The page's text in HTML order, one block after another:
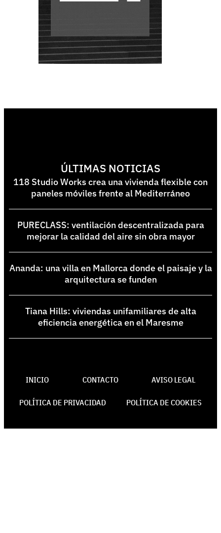
ÚLTIMAS NOTICIAS
118 Studio Works crea una vivienda flexible con
paneles móviles frente al Mediterráneo
PURECLASS: ventilación descentralizada para
mejorar la calidad del aire sin obra mayor
Ananda: una villa en Mallorca donde el paisaje y la
arquitectura se funden
Tiana Hills: viviendas unifamiliares de alta
eficiencia energética en el Maresme
INICIO CONTACTO AVISO LEGAL
POLÍTICA DE PRIVACIDAD POLÍTICA DE COOKIES